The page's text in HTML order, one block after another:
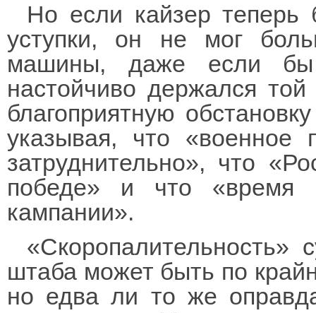
Но если кайзер теперь
уступки, он не мог
машины, даже если
настойчиво держался
благоприятную
указывая, что
затруднительно», что
победе» и что «время
кампании».
«Скоропалительность»
штаба может быть по
но едва ли то же